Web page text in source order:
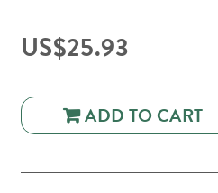
US$25.93
ADD TO CART